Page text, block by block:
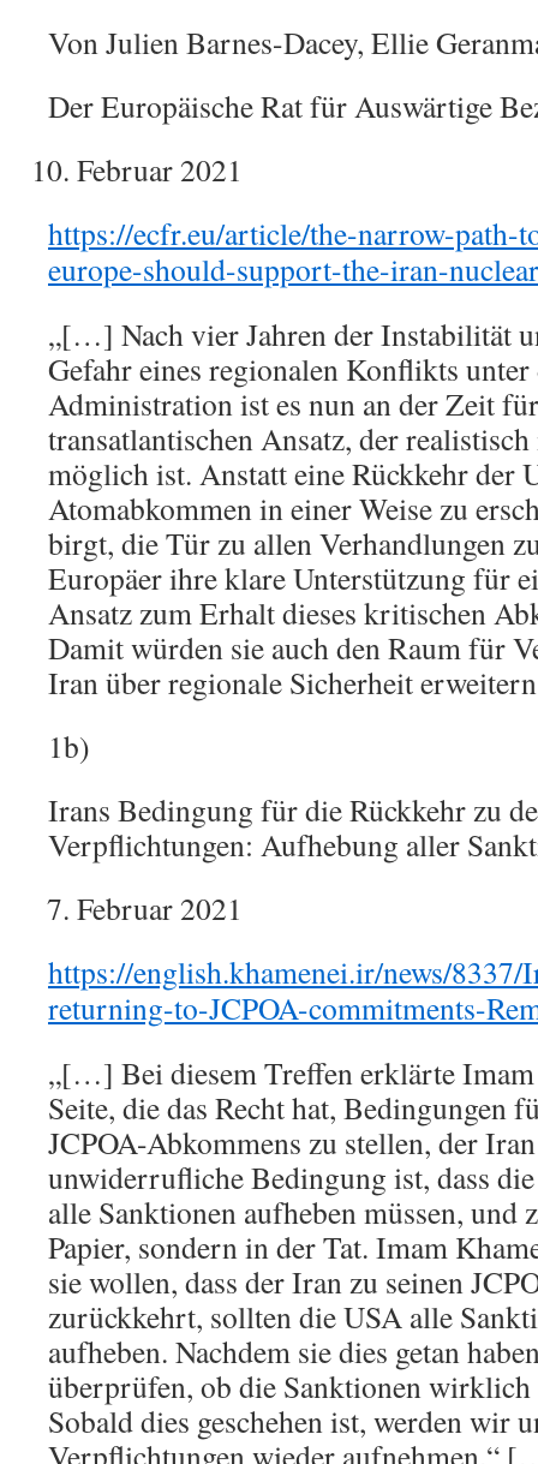
Von Julien Barnes-Dacey, Ellie
Der Europäische Rat für Auswärtige
Februar 2021
https://ecfr.eu/article/the-narrow-path-
europe-should-support-the-iran-
„[…] Nach vier Jahren der Instabilität
Gefahr eines regionalen Konflikts
Administration ist es nun an der Zeit
transatlantischen Ansatz, der
möglich ist. Anstatt eine Rückkehr der
Atomabkommen in einer Weise zu
birgt, die Tür zu allen Verhandlungen
Europäer ihre klare Unterstützung für
Ansatz zum Erhalt dieses kritischen
Damit würden sie auch den Raum für
Iran über regionale Sicherheit
1b)
Irans Bedingung für die Rückkehr zu
Verpflichtungen: Aufhebung aller
Februar 2021
https://english.khamenei.ir/news/
returning-to-JCPOA-commitments-
„[…] Bei diesem Treffen erklärte Imam
Seite, die das Recht hat, Bedingungen
JCPOA-Abkommens zu stellen, der
unwiderrufliche Bedingung ist, dass
alle Sanktionen aufheben müssen, und
Papier, sondern in der Tat. Imam
sie wollen, dass der Iran zu seinen
zurückkehrt, sollten die USA alle
aufheben. Nachdem sie dies getan
überprüfen, ob die Sanktionen wirklich
Sobald dies geschehen ist, werden wir
Verpflichtungen wieder aufnehmen.“